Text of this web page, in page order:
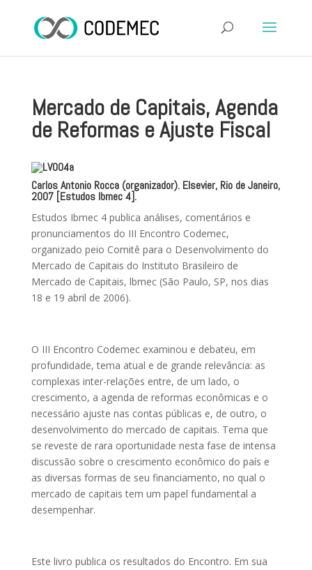
Mercado de Capitais, Agenda
de Reformas e Ajuste Fiscal
Carlos Antonio Rocca (organizador). Elsevier, Rio de Janeiro,
2007 [Estudos Ibmec 4].
Estudos Ibmec 4 publica análises, comentários e
pronunciamentos do III Encontro Codemec,
organizado peio Comitê para o Desenvolvimento do
Mercado de Capitais do Instituto Brasileiro de
Mercado de Capitais, lbmec (São Paulo, SP, nos dias
18 e 19 abril de 2006).
O III Encontro Codemec examinou e debateu, em
profundidade, tema atual e de grande relevância: as
complexas inter-relações entre, de um lado, o
crescimento, a agenda de reformas econômicas e o
necessário ajuste nas contas públicas e, de outro, o
desenvolvimento do mercado de capitais. Tema que
se reveste de rara oportunidade nesta fase de intensa
discussão sobre o crescimento econômico do país e
as diversas formas de seu financiamento, no qual o
mercado de capitais tem um papel fundamental a
desempenhar.
Este livro publica os resultados do Encontro. Em sua